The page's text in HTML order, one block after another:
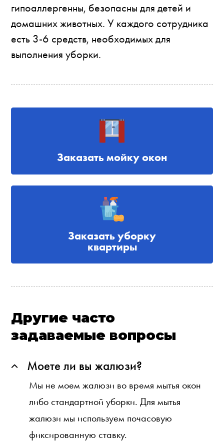
гипоаллергенны, безопасны для детей и
домашних животных. У каждого сотрудника
есть 3-6 средств, необходимых для
выполнения уборки.
Заказать мойку окон
Заказать уборку
квартиры
Другие часто
задаваемые вопросы
Моете ли вы жалюзи?
Мы не моем жалюзи во время мытья окон
либо стандартной уборки. Для мытья
жалюзи мы используем почасовую
фиксированную ставку.